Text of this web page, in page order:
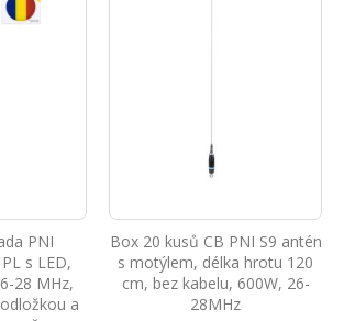
PNI
s LED,
28 MHz,
a
Box 20 kusů CB PNI S9 antén
s motýlem, délka hrotu 120
cm, bez kabelu, 600W, 26-
28MHz